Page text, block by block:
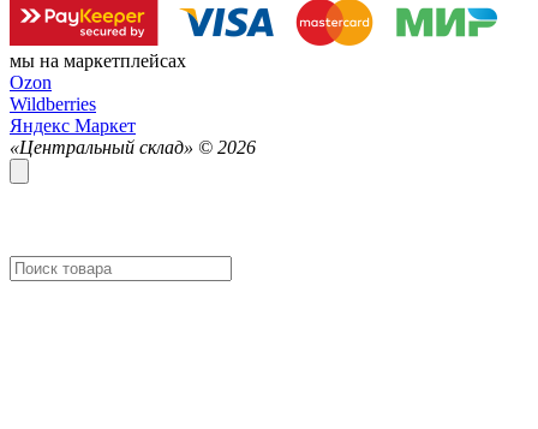
мы на маркетплейсах
Ozon
Wildberries
Яндекс Маркет
«Центральный склад» © 2026